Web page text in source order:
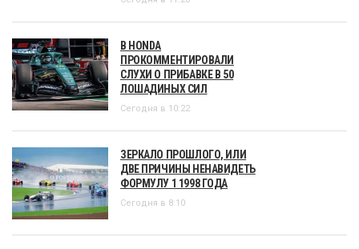
В HONDA
ПРОКОММЕНТИРОВАЛИ
СЛУХИ О ПРИБАВКЕ В 50
ЛОШАДИНЫХ СИЛ
Сегодня в 10:22
ЗЕРКАЛО ПРОШЛОГО, ИЛИ
ДВЕ ПРИЧИНЫ НЕНАВИДЕТЬ
ФОРМУЛУ 1 1998 ГОДА
Сегодня в 8:10